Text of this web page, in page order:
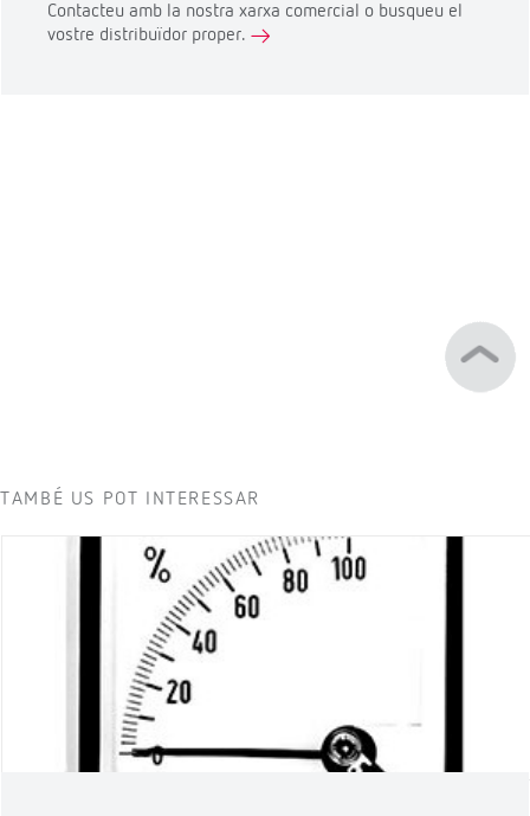
Contacteu amb la nostra xarxa comercial o busqueu el
vostre distribuïdor proper.
TAMBÉ US POT INTERESSAR